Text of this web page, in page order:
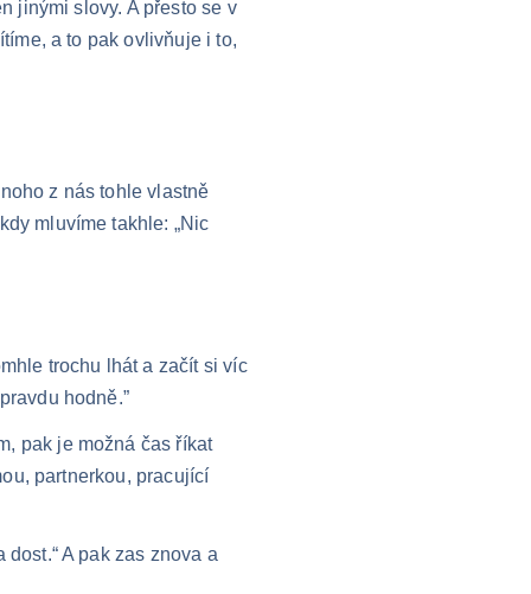
jinými slovy. A přesto se v
a to pak ovlivňuje i to,
z nás tohle vlastně
mluvíme takhle: „Nic
trochu lhát a začít si víc
hodně.”
partnerkou, pracující
A pak zas znova a